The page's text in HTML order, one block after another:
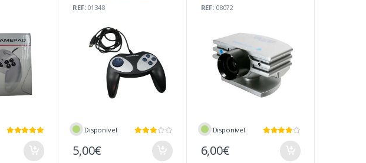
REF:01348
Disponível
5,00€
REF:08072
Disponível
6,00€